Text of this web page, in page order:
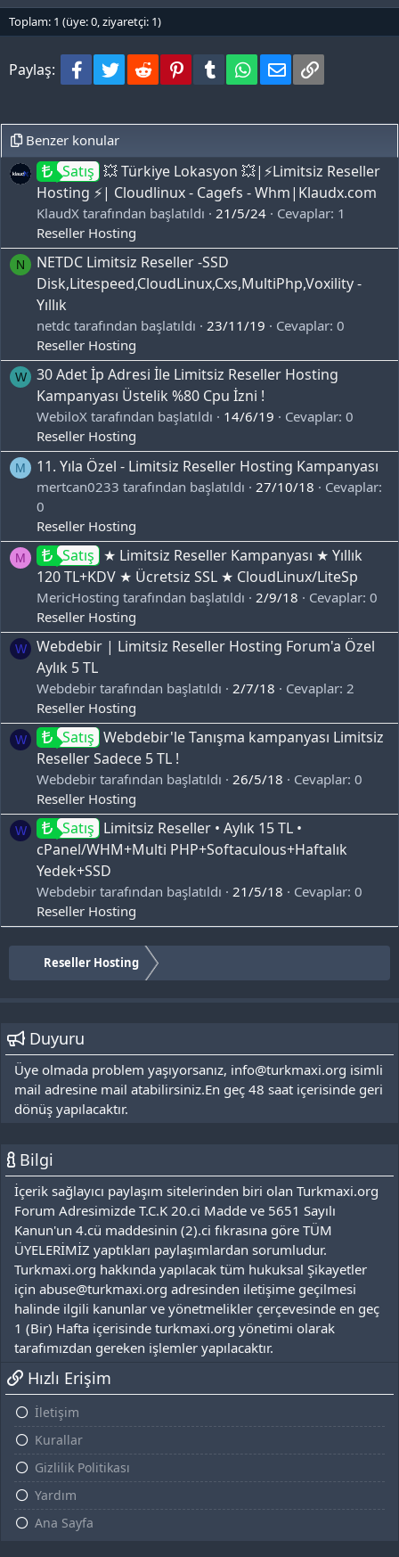
Toplam: 1 (üye: 0, ziyaretçi: 1)
Paylaş: Facebook
Twitter Reddit PinterestTumblrWhatsApp
e-Posta
Benzer konular
Satış 💥 Türkiye Lokasyon 💥|⚡️Limitsiz Reseller
Hosting ⚡️| Cloudlinux - Cagefs - Whm|Klaudx.com
KlaudX tarafından başlatıldı 21/5/24
Cevaplar: 1
Reseller Hosting
N
NETDC Limitsiz Reseller -SSD
Disk,Litespeed,CloudLinux,Cxs,MultiPhp,Voxility -
Yıllık
netdc tarafından başlatıldı 23/11/19
Cevaplar: 0
Reseller Hosting
W
30 Adet İp Adresi İle Limitsiz Reseller Hosting
Kampanyası Üstelik %80 Cpu İzni !
WebiloX tarafından başlatıldı 14/6/19
Cevaplar: 0
Reseller Hosting
M 11. Yıla Özel - Limitsiz Reseller Hosting Kampanyası
mertcan0233 tarafından başlatıldı 27/10/18
Cevaplar:
0
Reseller Hosting
M Satış ★ Limitsiz Reseller Kampanyası ★ Yıllık
120 TL+KDV ★ Ücretsiz SSL ★ CloudLinux/LiteSp
MericHosting tarafından başlatıldı 2/9/18
Cevaplar: 0
Reseller Hosting
W
Webdebir | Limitsiz Reseller Hosting Forum'a Özel
Aylık 5 TL
Webdebir tarafından başlatıldı 2/7/18
Cevaplar: 2
Reseller Hosting
W Satış Webdebir'le Tanışma kampanyası Limitsiz
Reseller Sadece 5 TL !
Webdebir tarafından başlatıldı 26/5/18
Cevaplar: 0
Reseller Hosting
W Satış Limitsiz Reseller • Aylık 15 TL •
cPanel/WHM+Multi PHP+Softaculous+Haftalık
Yedek+SSD
Webdebir tarafından başlatıldı 21/5/18
Cevaplar: 0
Reseller Hosting
Reseller Hosting
Duyuru
Üye olmada problem yaşıyorsanız, info@turkmaxi.org isimli
mail adresine mail atabilirsiniz.En geç 48 saat içerisinde geri
dönüş yapılacaktır.
Bilgi
İçerik sağlayıcı paylaşım sitelerinden biri olan Turkmaxi.org
Forum Adresimizde T.C.K 20.ci Madde ve 5651 Sayılı
Kanun'un 4.cü maddesinin (2).ci fıkrasına göre TÜM
ÜYELERİMİZ yaptıkları paylaşımlardan sorumludur.
Turkmaxi.org hakkında yapılacak tüm hukuksal Şikayetler
için abuse@turkmaxi.org adresinden iletişime geçilmesi
halinde ilgili kanunlar ve yönetmelikler çerçevesinde en geç
1 (Bir) Hafta içerisinde turkmaxi.org yönetimi olarak
tarafımızdan gereken işlemler yapılacaktır.
Hızlı Erişim
İletişim
Kurallar
Gizlilik Politikası
Yardım
Ana Sayfa